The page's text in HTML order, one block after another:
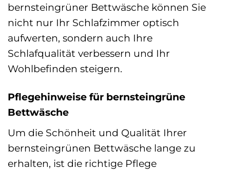
bernsteingrüner Bettwäsche können Sie
nicht nur Ihr Schlafzimmer optisch
aufwerten, sondern auch Ihre
Schlafqualität verbessern und Ihr
Wohlbefinden steigern.
Pflegehinweise für bernsteingrüne
Bettwäsche
Um die Schönheit und Qualität Ihrer
bernsteingrünen Bettwäsche lange zu
erhalten, ist die richtige Pflege